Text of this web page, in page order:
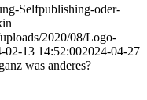
Selfpublishing-oder-
2020/08/Logo-
02-13 14:52:002024-04-27
was anderes?